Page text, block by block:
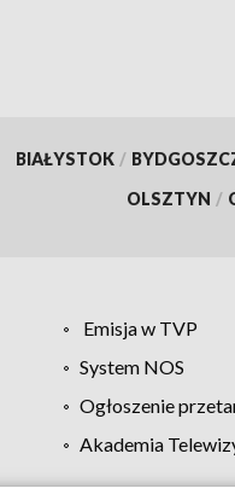
BIAŁYSTOK /
OLSZTYN /
Emisja w TVP
System NOS
Ogłoszenie
Akademia